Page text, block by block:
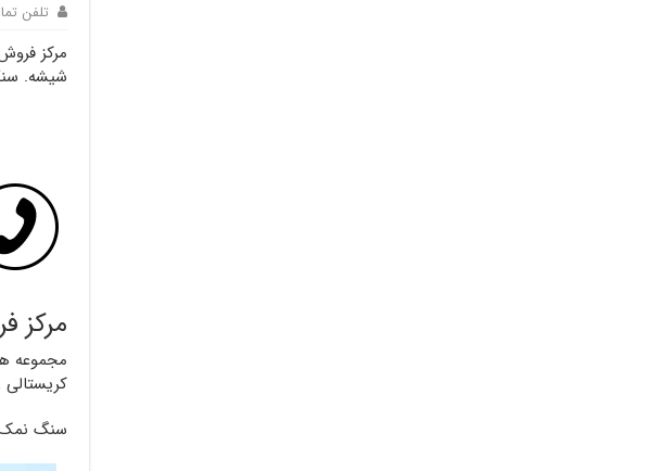
تلفن تماس
مرکز
شیشه.
مرکز
مجموعه
سنگ نمک